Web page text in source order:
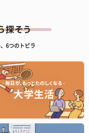
6つのトビラ